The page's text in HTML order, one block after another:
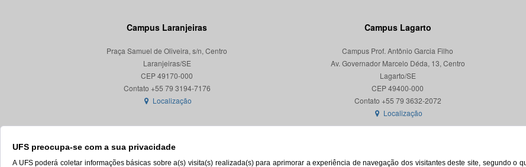
UFS preocupa-se com a sua privacidade
A UFS poderá coletar informações básicas sobre a(s) visita(s) realizada(s) para aprimorar a experiência de navegação dos visitantes deste site, segundo o
Campus Laranjeiras
Praça Samuel de Oliveira, s/n, Centro
Laranjeiras/SE
CEP 49170-000
Localização
Campus Lagarto
Campus Prof. Antônio Garcia Filho
Av. Governador Marcelo Déda, 13, Centro
Lagarto/SE
CEP 49400-000
Localização